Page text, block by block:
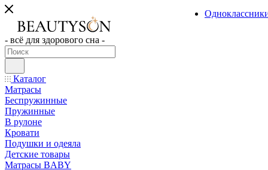
- всё для здорового сна -
Каталог
Матрасы
Беспружинные
Пружинные
В рулоне
Кровати
Подушки и одеяла
Детские товары
Матрасы BABY